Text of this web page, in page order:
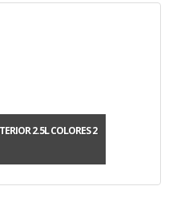
2.5L COLORES 2